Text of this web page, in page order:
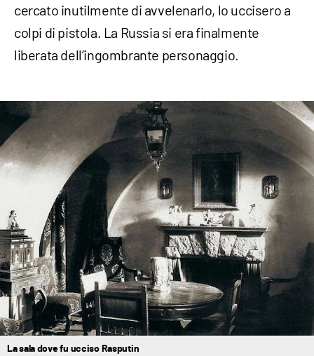
cercato inutilmente di avvelenarlo, lo uccisero a
colpi di pistola. La Russia si era finalmente
liberata dell’ingombrante personaggio.
La sala dove fu ucciso Rasputin